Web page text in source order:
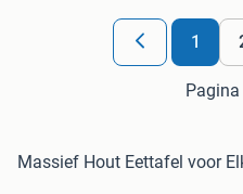
1
Massief Hout Eettafel voor